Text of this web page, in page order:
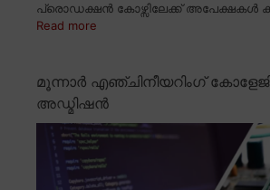
പ്രൊഡക്ഷൻ കോഴ്സിലേക്ക് അപേക്ഷകൾ
Read more
മൂന്നാർ എഞ്ചിനീയറിംഗ്
അഡ്മിഷൻ